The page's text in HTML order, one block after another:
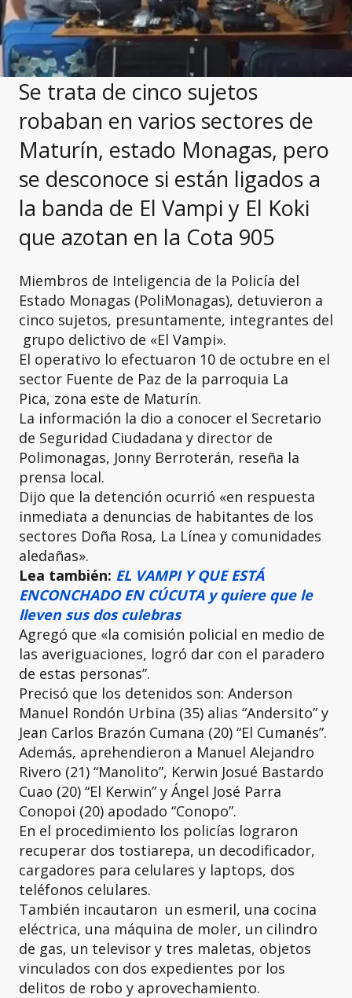
Se trata de cinco sujetos
robaban en varios sectores de
Maturín, estado Monagas, pero
se desconoce si están ligados a
la banda de El Vampi y El Koki
que azotan en la Cota 905
Miembros de Inteligencia de la Policía del
Estado Monagas (PoliMonagas), detuvieron a
cinco sujetos, presuntamente, integrantes del
grupo delictivo de «El Vampi».
El operativo lo efectuaron 10 de octubre en el
sector Fuente de Paz de la parroquia La
Pica, zona este de Maturín.
La información la dio a conocer el Secretario
de Seguridad Ciudadana y director de
Polimonagas, Jonny Berroterán, reseña la
prensa local.
Dijo que la detención ocurrió «en respuesta
inmediata a denuncias de habitantes de los
sectores Doña Rosa, La Línea y comunidades
aledañas».
Lea también: EL VAMPI Y QUE ESTÁ
ENCONCHADO EN CÚCUTA y quiere que le
lleven sus dos culebras
Agregó que «la comisión policial en medio de
las averiguaciones, logró dar con el paradero
de estas personas”.
Precisó que los detenidos son: Anderson
Manuel Rondón Urbina (35) alias “Andersito” y
Jean Carlos Brazón Cumana (20) “El Cumanés”.
Además, aprehendieron a Manuel Alejandro
Rivero (21) “Manolito”, Kerwin Josué Bastardo
Cuao (20) “El Kerwin” y Ángel José Parra
Conopoi (20) apodado “Conopo”.
En el procedimiento los policías lograron
recuperar dos tostiarepa, un decodificador,
cargadores para celulares y laptops, dos
teléfonos celulares.
También incautaron un esmeril, una cocina
eléctrica, una máquina de moler, un cilindro
de gas, un televisor y tres maletas, objetos
vinculados con dos expedientes por los
delitos de robo y aprovechamiento.